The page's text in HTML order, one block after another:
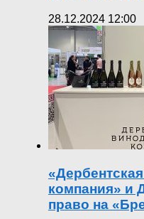
28.12.2024 12:00
компания» и
право на